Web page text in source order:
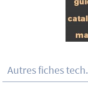
Autres fiches tech.